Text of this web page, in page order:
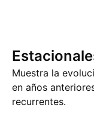
Muestra la
en años
recurrentes.